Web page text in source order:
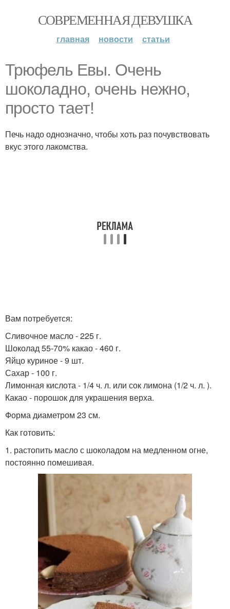
СОВРЕМЕННАЯ ДЕВУШКА
главная новости статьи
Трюфель Евы. Очень
шоколадно, очень нежно,
просто тает!
Печь надо однозначно, чтобы хоть раз почувствовать
вкус этого лакомства.
Вам потребуется:
Сливочное масло - 225 г.
Шоколад 55-70% какао - 460 г.
Яйцо куриное - 9 шт.
Сахар - 100 г.
Лимонная кислота - 1/4 ч. л. или сок лимона (1/2 ч. л. ).
Какао - порошок для украшения верха.
Форма диаметром 23 см.
Как готовить:
1. растопить масло с шоколадом на медленном огне,
постоянно помешивая.